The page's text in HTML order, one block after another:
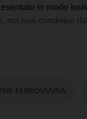
in modo
ma non condiviso
FERROVIARIA